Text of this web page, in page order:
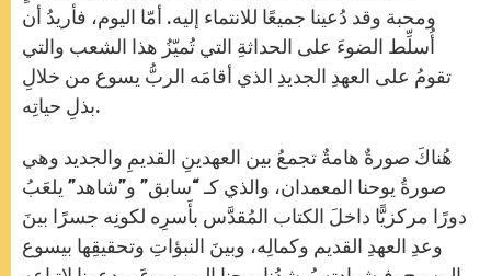
ومحبة وقد دُعينا جميعًا للانتماء إليه. أمّا اليوم، فأريدُ أن
أُسلِّط الضوءَ على الحداثةِ التي تُميّزُ هذا الشعب والتي
تقومُ على العهدِ الجديدِ الذي أقامَه الربُّ يسوع من خلالِ
بذلِ حياتِه.
هُناكَ صورةٌ هامةٌ تجمعُ بين العهدينِ القديمِ والجديد وهي
صورةُ يوحنا المعمدان، والذي كـ “سابق” و”شاهد” يلعَبُ
دورًا مركزيًّا داخلَ الكتاب المُقدَّس بأَسرِه لكونِه جسرًا بينَ
وعدِ العهدِ القديم وكمالِه، وبينَ النبؤاتِ وتحقيقِها بيسوع